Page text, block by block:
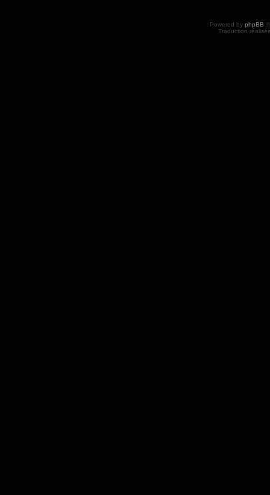
Powered by phpBB
Traduction